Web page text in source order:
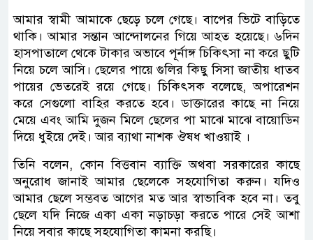
আমার স্বামী আমাকে ছেড়ে চলে গেছে। বাপের ভিটে বাড়িতে
থাকি। আমার সন্তান আন্দোলনের গিয়ে আহত হয়েছে। ৬দিন
হাসপাতালে থেকে টাকার অভাবে পূর্নাঙ্গ চিকিৎসা না করে ছুটি
নিয়ে চলে আসি। ছেলের পায়ে গুলির কিছু সিসা জাতীয় ধাতব
পায়ের ভেতরেই রয়ে গেছে। চিকিৎসক বলেছে, অপারেশন
করে সেগুলো বাহির করতে হবে। ডাক্তারের কাছে না নিয়ে
মেয়ে এবং আমি দুজন মিলে ছেলের পা মাঝে মাঝে বায়োডিন
দিয়ে ধুইয়ে দেই। আর ব্যাথা নাশক ঔষধ খাওয়াই ।
তিনি বলেন, কোন বিত্তবান ব্যাক্তি অথবা সরকারের কাছে
অনুরোধ জানাই আমার ছেলেকে সহযোগিতা করুন। যদিও
আমার ছেলে সম্ভবত আগের মত আর স্বাভাবিক হবে না। তবু
ছেলে যদি নিজে একা একা নড়াচড়া করতে পারে সেই আশা
নিয়ে সবার কাছে সহযোগিতা কামনা করছি।